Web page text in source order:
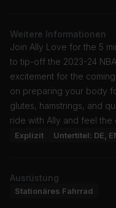
Weitere Informationen
Join Ally Love for the 5
to tip-off the 2023-24
excitement for the
on preparing your body
glutes, hamstrings, and
ride with Ally and feel the
Explizit Untertitel: DE,
Ausrüstung
Stationäres Fahrrad